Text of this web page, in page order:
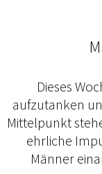
Dieses
aufzutanken
Mittelpunkt
ehrliche
Männer